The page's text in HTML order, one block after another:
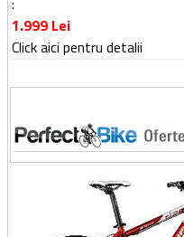
1.999 Lei
Click aici pentru detalii